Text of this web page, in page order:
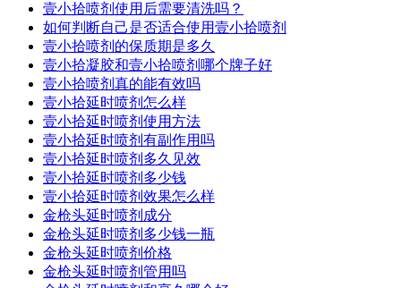
壹小拾喷剂使用后需要清洗吗？
如何判断自己是否适合使用壹小拾喷剂
壹小拾喷剂的保质期是多久
壹小拾凝胶和壹小拾喷剂哪个牌子好
壹小拾喷剂真的能有效吗
壹小拾延时喷剂怎么样
壹小拾延时喷剂使用方法
壹小拾延时喷剂有副作用吗
壹小拾延时喷剂多久见效
壹小拾延时喷剂多少钱
壹小拾延时喷剂效果怎么样
金枪头延时喷剂成分
金枪头延时喷剂多少钱一瓶
金枪头延时喷剂价格
金枪头延时喷剂管用吗